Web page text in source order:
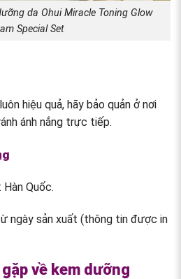
da Ohui Miracle Toning Glow
Special Set
hiệu quả, hãy bảo quản ở nơi
ánh nắng trực tiếp.
: Hàn Quốc.
ngày sản xuất (thông tin được in
về kem dưỡng